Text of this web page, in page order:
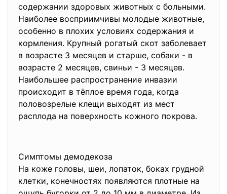
содержании здоровых животных с больными.
Наиболее восприимчивы молодые животные,
особенно в плохих условиях содержания и
кормления. Крупный рогатый скот заболевает
в возрасте 3 месяцев и старше, собаки - в
возрасте 2 месяцев, свиньи - 3 месяцев.
Наибольшее распространение инвазии
происходит в тёплое время года, когда
половозрелые клещи выходят из мест
расплода на поверхность кожного покрова.
Симптомы демодекоза
На коже головы, шеи, лопаток, боках грудной
клетки, конечностях появляются плотные на